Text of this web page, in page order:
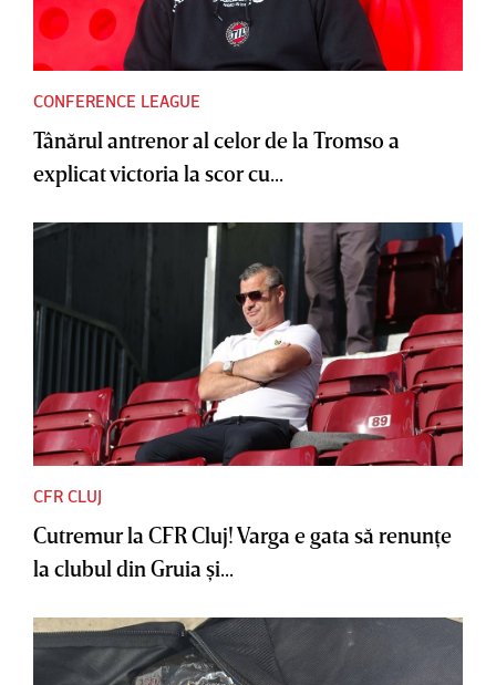
CONFERENCE LEAGUE
Tânărul antrenor al celor de la Tromso a
explicat victoria la scor cu...
CFR CLUJ
Cutremur la CFR Cluj! Varga e gata să renunţe
la clubul din Gruia şi...